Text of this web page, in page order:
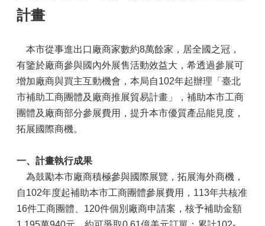
計畫
本市從事進出口廠商家數約8萬餘家，居全國之冠，
有鑒於廠商參與國內外展售活動效益大，希透過參展可
增加廠商與買主互動機會，本局自102年起辦理「臺北
市補助工商團體及廠商推展貿易計畫」，補助本市工商
團體及廠商部分參展費用，提升本市優質產品能見度，
拓展國際商機。
一、計畫執行成果
為鼓勵本市廠商積極參與國際展覽，拓展海外商機，
自102年度起補助本市工商團體參展費用，113年共核准
16件工商團體、120件個別廠商申請案，核予補助金額